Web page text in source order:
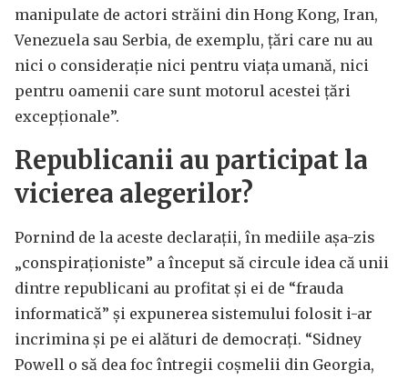
manipulate de actori străini din Hong Kong, Iran,
Venezuela sau Serbia, de exemplu, țări care nu au
nici o considerație nici pentru viața umană, nici
pentru oamenii care sunt motorul acestei țări
excepționale”.
Republicanii au participat la
vicierea alegerilor?
Pornind de la aceste declarații, în mediile așa-zis
„conspiraționiste” a început să circule idea că unii
dintre republicani au profitat și ei de “frauda
informatică” și expunerea sistemului folosit i-ar
incrimina și pe ei alături de democrați. “Sidney
Powell o să dea foc întregii coșmelii din Georgia,